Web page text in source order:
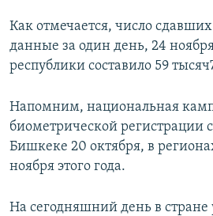
Как отмечается, число
данные за один день, 24
республики составило 59
Напомним, национальная
биометрической регистрации
Бишкеке 20 октября, в
ноября этого года.
На сегодняшний день в стране